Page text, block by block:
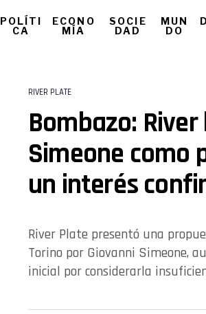
POLÍTI
CA
ECONO
MÍA
SOCIE
DAD
MUN
DO
RIVER PLATE
Bombazo:
Simeone como
un interés
River Plate presentó una
Torino por Giovanni Simeone,
inicial por considerarla